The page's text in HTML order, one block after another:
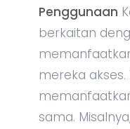
Penggunaan
berkaitan
mereka
sama.